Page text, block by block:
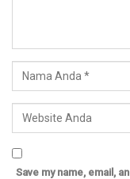
Save my name, email,